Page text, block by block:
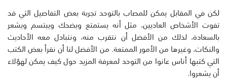
لكن في المقابل يمكن للمصاب بالتوحد تجربة بعض التفاصيل التي قد
تفوت الأشخاص العاديين، مثل أنه يستمتع ويضحك ويبتسم ويشعر
بالسعادة، لذلك من الأفضل أن نتقرب منه، ونتبادل معه الأحاديث
والنكات، وغيرها من الأمور الممتعة. من الأفضل لنا أن نقرأ بعض الكتب
التي كتبها أناس عانوا من التوحد لمعرفة المزيد حول كيف يمكن لهؤلاء
أن يشعروا.